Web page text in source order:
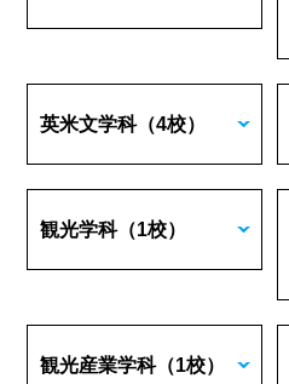
英米文学科（4校）
観光学科（1校）
観光産業学科（1校）